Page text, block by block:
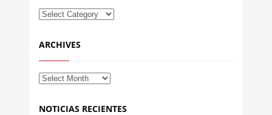
ARCHIVES
NOTICIAS RECIENTES